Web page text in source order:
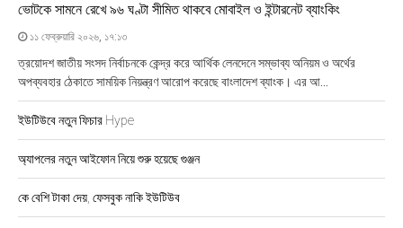
ভোটকে সামনে রেখে ৯৬ ঘণ্টা সীমিত থাকবে মোবাইল ও ইন্টারনেট ব্যাংকিং
১১ ফেব্রুয়ারি ২০২৬, ১৭:১৩
ত্রয়োদশ জাতীয় সংসদ নির্বাচনকে কেন্দ্র করে আর্থিক লেনদেনে সম্ভাব্য অনিয়ম ও অর্থের
অপব্যবহার ঠেকাতে সাময়িক নিয়ন্ত্রণ আরোপ করেছে বাংলাদেশ ব্যাংক। এর আ...
ইউটিউবে নতুন ফিচার Hype
অ্যাপলের নতুন আইফোন নিয়ে শুরু হয়েছে গুঞ্জন
কে বেশি টাকা দেয়, ফেসবুক নাকি ইউটিউব